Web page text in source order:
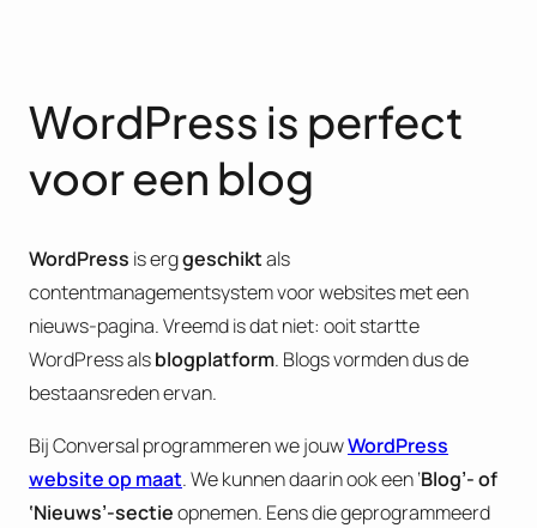
WordPress is perfect
voor een blog
WordPress is erggeschiktals
contentmanagementsystem voor websites met een
nieuws-pagina. Vreemd is dat niet: ooit startte
WordPress alsblogplatform. Blogs vormden dus de
bestaansreden ervan.
Bij Conversal programmeren we jouwWordPress
website op maat. We kunnen daarin ook een ‘Blog’- of
‘Nieuws’-sectieopnemen. Eens die geprogrammeerd